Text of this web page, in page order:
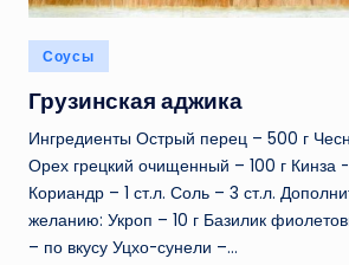
Опубликовано
в
Соусы
Грузинская аджика
Ингредиенты Острый перец – 500 г
Орех грецкий очищенный – 100 г Кинза
Кориандр – 1 ст.л. Соль – 3 ст.л.
желанию: Укроп – 10 г Базилик
– по вкусу Уцхо-сунели –…